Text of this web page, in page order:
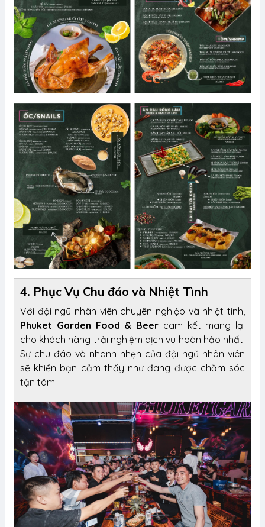
4. Phục Vụ Chu đáo và Nhiệt Tình
Với đội ngũ nhân viên chuyên nghiệp và nhiệt tình,
Phuket Garden Food & Beer cam kết mang lại
cho khách hàng trải nghiệm dịch vụ hoàn hảo nhất.
Sự chu đáo và nhanh nhẹn của đội ngũ nhân viên
sẽ khiến bạn cảm thấy như đang được chăm sóc
tận tâm.